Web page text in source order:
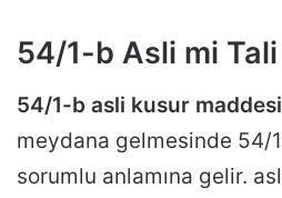
54/1-b Asli mi
54/1-b asli kusur
meydana gelmesinde 54/
sorumlu anlamına gelir.